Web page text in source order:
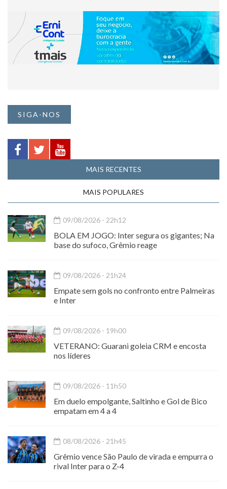
SIGA-NOS
MAIS RECENTES
MAIS POPULARES
09/08/2026 - 22h12
BOLA EM JOGO: Inter segura os gigantes; Na
base do sufoco, Grêmio reage
09/08/2026 - 21h24
Empate sem gols no confronto entre Palmeiras
e Inter
09/08/2026 - 19h00
VETERANO: Guarani goleia CRM e encosta
nos líderes
09/08/2026 - 11h50
Em duelo empolgante, Saltinho e Gol de Bico
empatam em 4 a 4
08/08/2026 - 21h45
Grêmio vence São Paulo de virada e empurra o
rival Inter para o Z-4